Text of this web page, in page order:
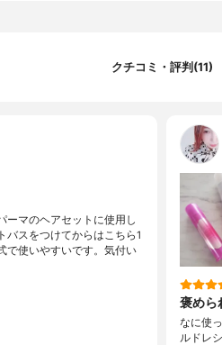
クチコミ・評判(11)
ーマのヘアセットに使用し
バスをつけてからはこちら1
で使いやすいです。気付い
褒め
なに使
ルドレ